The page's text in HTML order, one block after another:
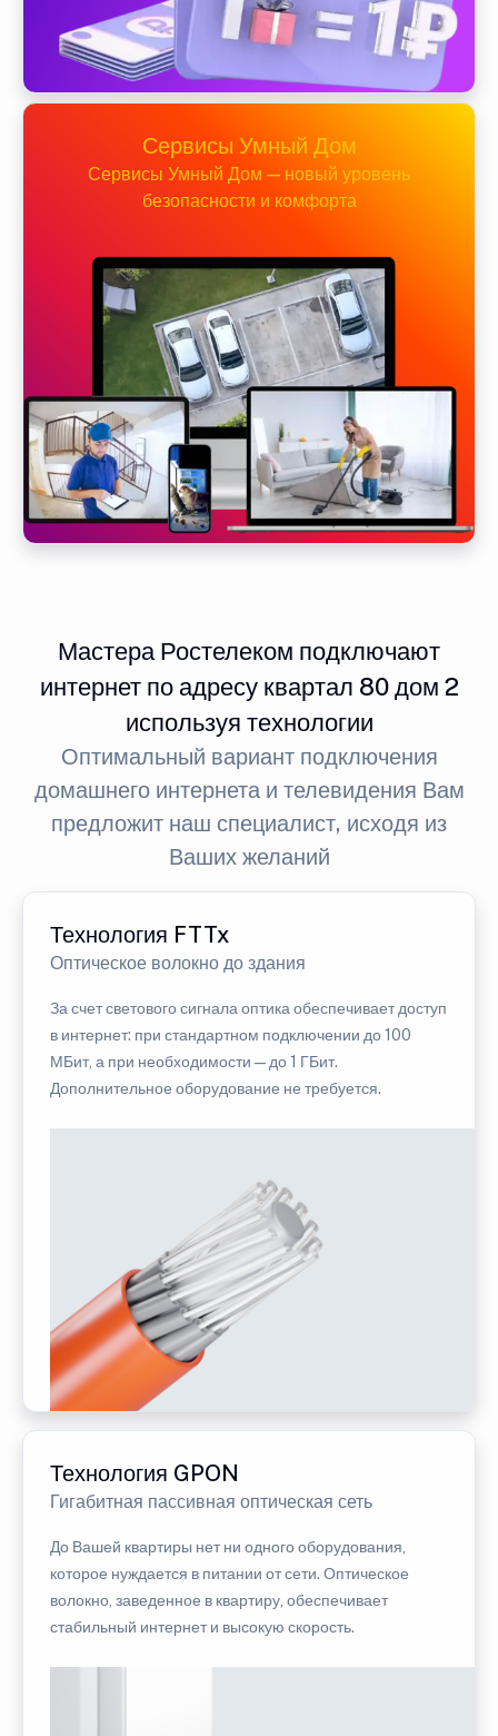
Сервисы Умный Дом
Сервисы Умный Дом — новый уровень
безопасности и комфорта
Мастера Ростелеком подключают
интернет по адресу квартал 80 дом 2
используя технологии
Оптимальный вариант подключения
домашнего интернета и телевидения Вам
предложит наш специалист, исходя из
Ваших желаний
Технология FTTx
Оптическое волокно до здания
За счет светового сигнала оптика обеспечивает доступ
в интернет: при стандартном подключении до 100
МБит, а при необходимости — до 1 ГБит.
Дополнительное оборудование не требуется.
Технология GPON
Гигабитная пассивная оптическая сеть
До Вашей квартиры нет ни одного оборудования,
которое нуждается в питании от сети. Оптическое
волокно, заведенное в квартиру, обеспечивает
стабильный интернет и высокую скорость.